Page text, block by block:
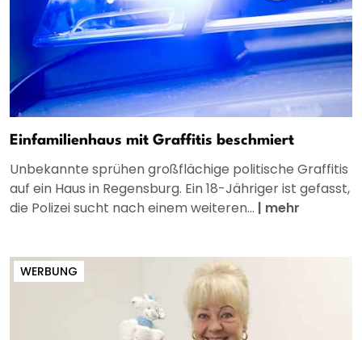
Einfamilienhaus mit Graffitis beschmiert
Unbekannte sprühen großflächige politische Graffitis
auf ein Haus in Regensburg. Ein 18-Jähriger ist gefasst,
die Polizei sucht nach einem weiteren... | mehr
WERBUNG